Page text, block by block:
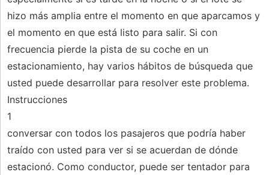
hizo más amplia entre el momento en que aparcamos y
el momento en que está listo para salir. Si con
frecuencia pierde la pista de su coche en un
estacionamiento, hay varios hábitos de búsqueda que
usted puede desarrollar para resolver este problema.
Instrucciones
1
conversar con todos los pasajeros que podría haber
traído con usted para ver si se acuerdan de dónde
estacionó. Como conductor, puede ser tentador para